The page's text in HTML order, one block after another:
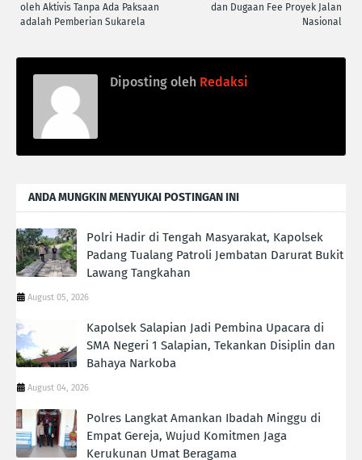
dan Dugaan Fee Proyek Jalan
Nasional
oleh Aktivis Tanpa Ada Paksaan
adalah Pemberian Sukarela
Diposting oleh Redaksi
ANDA MUNGKIN MENYUKAI POSTINGAN INI
Polri Hadir di Tengah Masyarakat, Kapolsek
Padang Tualang Patroli Jembatan Darurat Bukit
Lawang Tangkahan
August 05, 2026
Kapolsek Salapian Jadi Pembina Upacara di
SMA Negeri 1 Salapian, Tekankan Disiplin dan
Bahaya Narkoba
August 04, 2026
Polres Langkat Amankan Ibadah Minggu di
Empat Gereja, Wujud Komitmen Jaga
Kerukunan Umat Beragama